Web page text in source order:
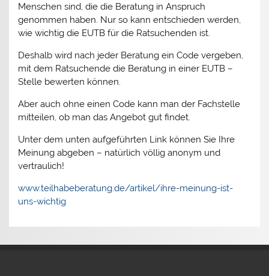
Menschen sind, die die Beratung in Anspruch
genommen haben. Nur so kann entschieden werden,
wie wichtig die EUTB für die Ratsuchenden ist.
Deshalb wird nach jeder Beratung ein Code vergeben,
mit dem Ratsuchende die Beratung in einer EUTB –
Stelle bewerten können.
Aber auch ohne einen Code kann man der Fachstelle
mitteilen, ob man das Angebot gut findet.
Unter dem unten aufgeführten Link können Sie Ihre
Meinung abgeben – natürlich völlig anonym und
vertraulich!
www.teilhabeberatung.de/artikel/ihre-meinung-ist-
uns-wichtig